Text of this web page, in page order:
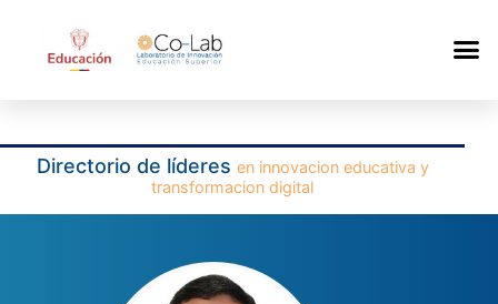
Directorio de líderes en innovacion educativa y
transformacion digital